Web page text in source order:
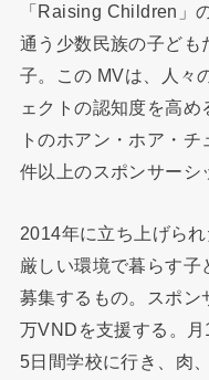
「Raising Children」
通う少数民族の子ども
子。この MVは、人々
ェクトの認知度を高
トのホアン・ホア・
件以上のスポンサーシ
2014年に立ち上げら
厳しい環境で暮らす子
募集するもの。スポン
万VNDを支援する。
5日間学校に行き、肉